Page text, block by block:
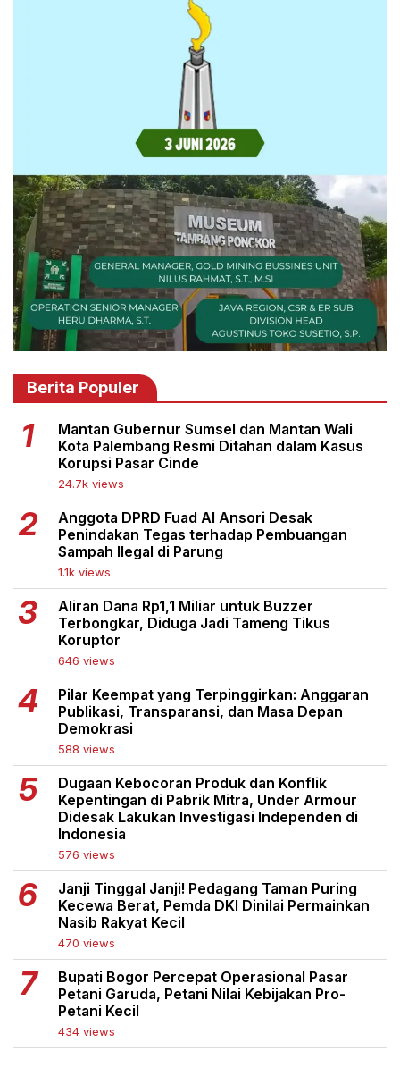
Berita Populer
Mantan Gubernur Sumsel dan Mantan Wali
Kota Palembang Resmi Ditahan dalam Kasus
Korupsi Pasar Cinde
24.7k views
Anggota DPRD Fuad Al Ansori Desak
Penindakan Tegas terhadap Pembuangan
Sampah Ilegal di Parung
1.1k views
Aliran Dana Rp1,1 Miliar untuk Buzzer
Terbongkar, Diduga Jadi Tameng Tikus
Koruptor
646 views
Pilar Keempat yang Terpinggirkan: Anggaran
Publikasi, Transparansi, dan Masa Depan
Demokrasi
588 views
Dugaan Kebocoran Produk dan Konflik
Kepentingan di Pabrik Mitra, Under Armour
Didesak Lakukan Investigasi Independen di
Indonesia
576 views
Janji Tinggal Janji! Pedagang Taman Puring
Kecewa Berat, Pemda DKI Dinilai Permainkan
Nasib Rakyat Kecil
470 views
Bupati Bogor Percepat Operasional Pasar
Petani Garuda, Petani Nilai Kebijakan Pro-
Petani Kecil
434 views